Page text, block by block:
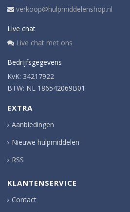
verkoop@hulpmiddelenshop.nl
Live chat
Live chat met ons
Bedrijfsgegevens
KvK: 34217922
BTW: NL 186542069B01
EXTRA
Aanbiedingen
Nieuwe hulpmiddelen
RSS
KLANTENSERVICE
Contact